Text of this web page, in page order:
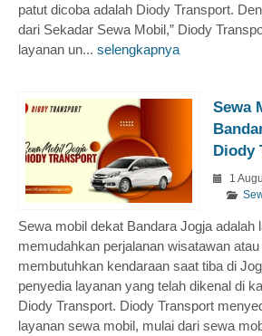
patut dicoba adalah Diody Transport.
dari Sekadar Sewa Mobil,” Diody
layanan un... selengkapnya
Sewa
Diody
1
Sewa mobil dekat Bandara Jogja adalah
memudahkan perjalanan wisatawan
membutuhkan kendaraan saat tiba di
penyedia layanan yang telah dikenal di
Diody Transport. Diody Transport
layanan sewa mobil, mulai dari sewa